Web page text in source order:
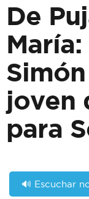
De
joven
para
🔊 Escuchar